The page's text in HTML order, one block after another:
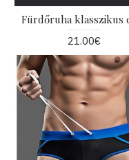
21.00€